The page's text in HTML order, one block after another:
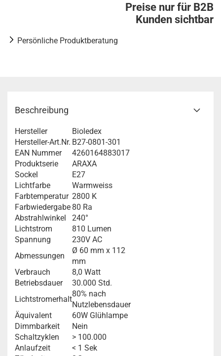
Preise nur für B2B
Kunden sichtbar
Persönliche Produktberatung
Beschreibung
Hersteller
Bioledex
Hersteller-Art.Nr. B27-0801-301
EAN Nummer
4260164883017
Produktserie
ARAXA
Sockel
E27
Lichtfarbe
Warmweiss
Farbtemperatur 2800 K
Farbwiedergabe 80 Ra
Abstrahlwinkel
240°
Lichtstrom
810 Lumen
Spannung
230V AC
Abmessungen
Ø 60 mm x 112
mm
Verbrauch
8,0 Watt
Betriebsdauer
30.000 Std.
Lichtstromerhalt
80% nach
Nutzlebensdauer
Äquivalent
60W Glühlampe
Dimmbarkeit
Nein
Schaltzyklen
> 100.000
Anlaufzeit
< 1 Sek